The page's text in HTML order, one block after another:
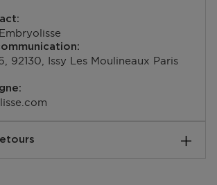
92130, Issy Les Moulineaux Paris